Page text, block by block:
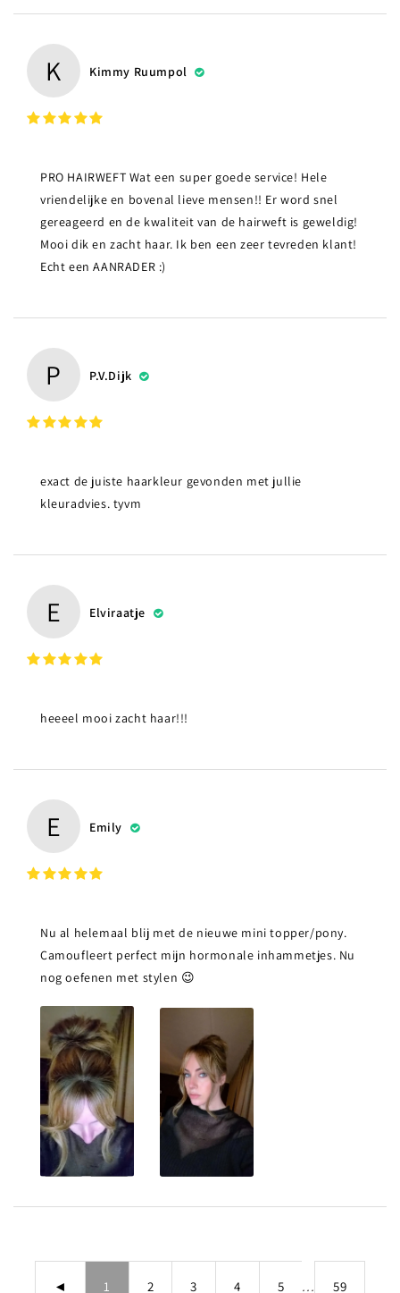
K Kimmy Ruumpol
PRO HAIRWEFT Wat een super goede service! Hele
vriendelijke en bovenal lieve mensen!! Er word snel
gereageerd en de kwaliteit van de hairweft is geweldig!
Mooi dik en zacht haar. Ik ben een zeer tevreden klant!
Echt een AANRADER :)
P P.v.Dijk
exact de juiste haarkleur gevonden met jullie
kleuradvies. tyvm
E Elviraatje
heeeel mooi zacht haar!!!
E Emily
Nu al helemaal blij met de nieuwe mini topper/pony.
Camoufleert perfect mijn hormonale inhammetjes. Nu
nog oefenen met stylen 😉
◄ 1 2 3 4 5 ... 59